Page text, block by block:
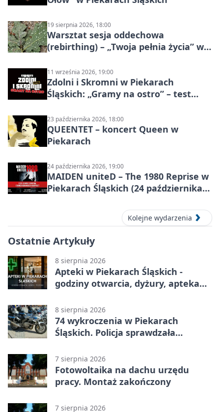
19 sierpnia 2026, 18:00
Warsztat sesja oddechowa
(rebirthing) – „Twoja pełnia życia” w
11 września 2026, 19:00
Zdolni i Skromni w Piekarach
Śląskich: „Gramy na ostro” – test
23 października 2026, 18:00
QUEENTET – koncert Queen w
Piekarach
24 października 2026, 19:00
MAIDEN uniteD – The 1980 Reprise w
Piekarach Śląskich (24 października
Kolejne wydarzenia
Ostatnie Artykuły
8 sierpnia 2026
Apteki w Piekarach Śląskich -
godziny otwarcia, dyżury, apteka
8 sierpnia 2026
74 wykroczenia w Piekarach
Śląskich. Policja sprawdzała
7 sierpnia 2026
Fotowoltaika na dachu urzędu
pracy. Montaż zakończony
7 sierpnia 2026